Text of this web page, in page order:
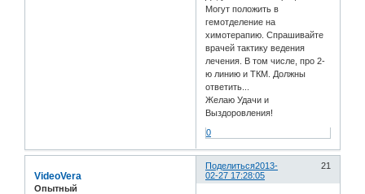
Могут положить в
гемотделение на
химотерапию. Спрашивайте
врачей тактику ведения
лечения. В том числе, про 2-
ю линию и ТКМ. Должны
ответить...
Желаю Удачи и
Выздоровления!
0
Поделиться 21
2013-
02-27 17:28:05
VideoVera
Опытный